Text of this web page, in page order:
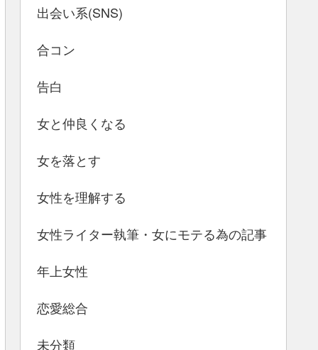
出会い系(SNS)
合コン
告白
女と仲良くなる
女を落とす
女性を理解する
女性ライター執筆・女にモテる為の記事
年上女性
恋愛総合
未分類